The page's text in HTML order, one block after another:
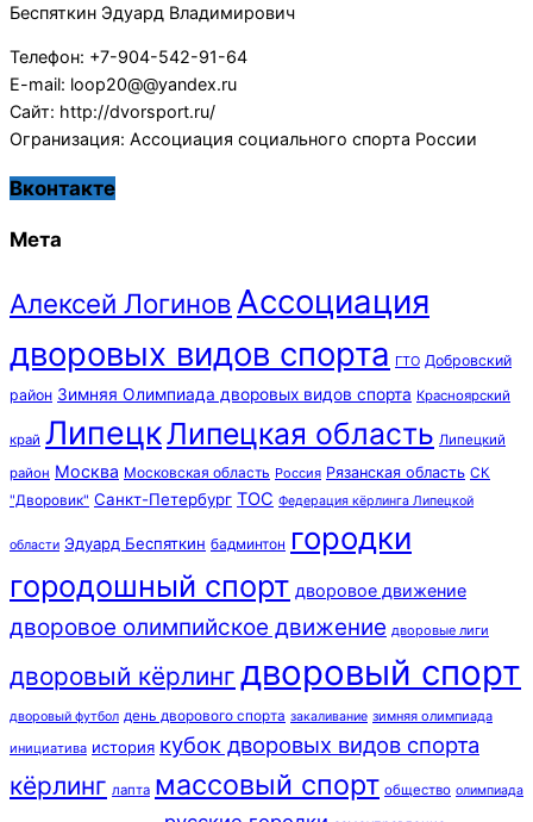
Беспяткин Эдуард Владимирович
Телефон: +7-904-542-91-64
E-mail: loop20@@yandex.ru
Сайт: http://dvorsport.ru/
Огранизация: Ассоциация социального спорта России
Вконтакте
Мета
Алексей Логинов Ассоциация
дворовых видов спорта ГТО Добровский
район Зимняя Олимпиада дворовых видов спорта Красноярский
край ЛипецкЛипецкая область Липецкий
район Москва Московская область Россия Рязанская область СК
"Дворовик" Санкт-Петербург ТОС Федерация кёрлинга Липецкой
области Эдуард Беспяткин бадминтон городки
городошный спорт дворовое движение
дворовое олимпийское движение дворовые лиги
дворовый кёрлинг дворовый спорт
дворовый футбол день дворового спорта закаливание зимняя олимпиада
инициатива история кубок дворовых видов спорта
кёрлинг лапта массовый спорт общество олимпиада